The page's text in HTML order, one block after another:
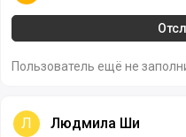
Пользователь ещё не
Людмила Ши
Л Людмила Ши